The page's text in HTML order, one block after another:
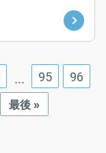
... 95
96
最後 »